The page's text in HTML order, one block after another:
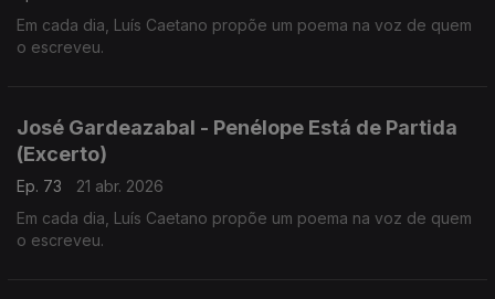
Em cada dia, Luís Caetano propõe um poema na voz de quem
o escreveu.
José Gardeazabal - Penélope Está de Partida
(Excerto)
Ep. 73
21 abr. 2026
Em cada dia, Luís Caetano propõe um poema na voz de quem
o escreveu.